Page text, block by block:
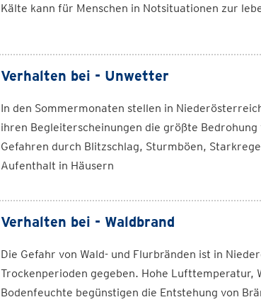
Kälte kann für Menschen in Notsituationen zur
Verhalten bei - Unwetter
In den Sommermonaten stellen in
ihren Begleiterscheinungen die größte
Gefahren durch Blitzschlag, Sturmböen,
Aufenthalt in Häusern
Verhalten bei - Waldbrand
Die Gefahr von Wald- und Flurbränden ist in
Trockenperioden gegeben. Hohe Lufttemperatur,
Bodenfeuchte begünstigen die Entstehung von